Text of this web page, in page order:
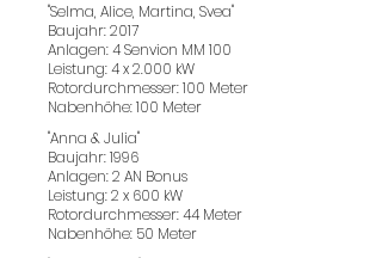
"Selma, Alice, Martina, Svea"
Baujahr: 2017
Anlagen: 4 Senvion MM 100
Leistung: 4 x 2.000 kW
Rotordurchmesser: 100 Meter
Nabenhöhe: 100 Meter
"Anna & Julia"
Baujahr: 1996
Anlagen: 2 AN Bonus
Leistung: 2 x 600 kW
Rotordurchmesser: 44 Meter
Nabenhöhe: 50 Meter